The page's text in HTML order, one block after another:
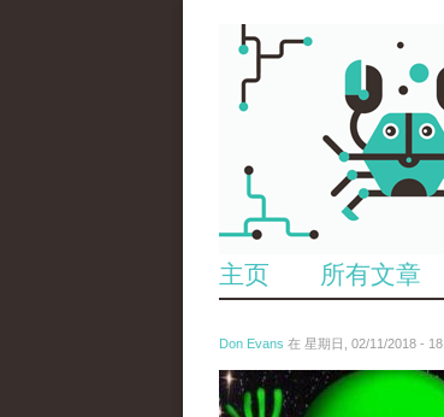
主页 所有文章
Don Evans 在 星期日, 02/11/2018 -
wechatimg1429.jpeg